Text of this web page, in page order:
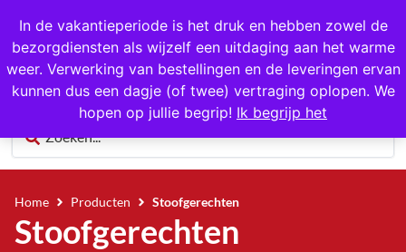
In de vakantieperiode is het druk en hebben zowel de
bezorgdiensten als wijzelf een uitdaging aan het warme
weer. Verwerking van bestellingen en de leveringen ervan
kunnen dus een dagje (of twee) vertraging oplopen. We
hopen op jullie begrip! Ik begrijp het
0
Home Producten Stoofgerechten
Stoofgerechten